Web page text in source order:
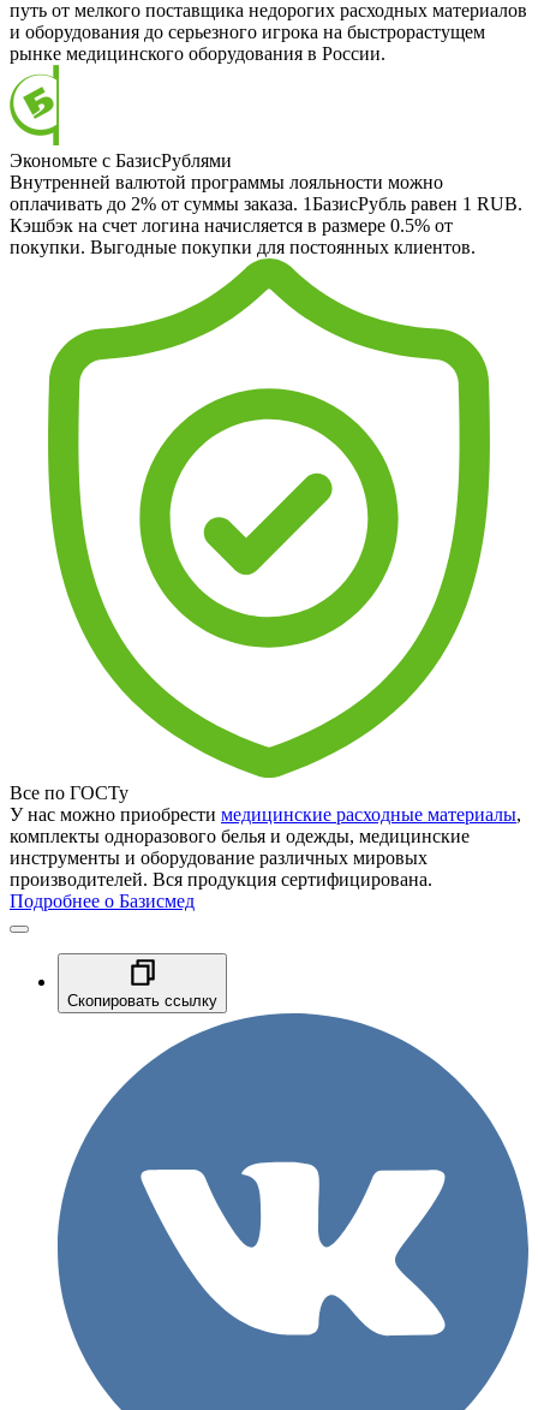
путь от мелкого поставщика недорогих расходных материалов
и оборудования до серьезного игрока на быстрорастущем
рынке медицинского оборудования в России.
Экономьте с БазисРублями
Внутренней валютой программы лояльности можно
оплачивать до 2% от суммы заказа. 1БазисРубль равен 1 RUB.
Кэшбэк на счет логина начисляется в размере 0.5% от
покупки. Выгодные покупки для постоянных клиентов.
Все по ГОСТу
У нас можно приобрести медицинские расходные материалы,
комплекты одноразового белья и одежды, медицинские
инструменты и оборудование различных мировых
производителей. Вся продукция сертифицирована.
Подробнее о Базисмед
Скопировать ссылку